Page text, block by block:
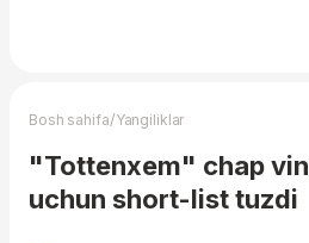
Bosh sahifa/Yangiliklar
"Tottenxem" chap
uchun short-list tuzdi